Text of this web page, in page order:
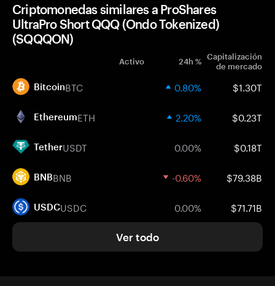
Criptomonedas similares a ProShares
UltraPro Short QQQ (Ondo Tokenized)
(SQQQON)
Activo 24h % Capitalización
de mercado
BitcoinBTC 0.80% $1.30T
EthereumETH 2.20% $0.23T
TetherUSDT 0.00% $0.18T
BNBBNB -0.60% $79.38B
USDCUSDC 0.00% $71.71B
Ver todo